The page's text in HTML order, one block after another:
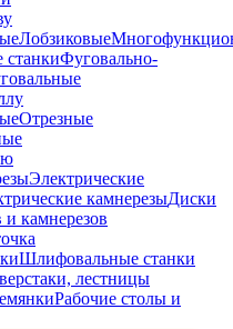
Лобзиковые
станкиФуговально-
Отрезные
Электрические
камнерезыДиски
и камнерезов
Шлифовальные станки
лестницы
Рабочие столы и